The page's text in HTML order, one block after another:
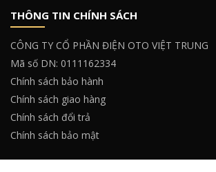
THÔNG TIN CHÍNH SÁCH
CÔNG TY CỔ PHẦN ĐIỆN OTO VIỆT TRUNG
Mã số DN: 0111162334
Chính sách bảo hành
Chính sách giao hàng
Chính sách đổi trả
Chính sách bảo mật